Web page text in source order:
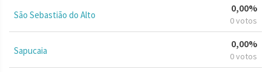
São Sebastião do Alto
0,00%
0 votos
Sapucaia
0,00%
0 votos